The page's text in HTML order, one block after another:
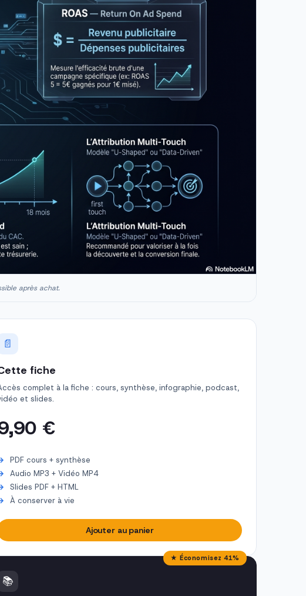
après achat.
📄
fiche
complet à la fiche : cours, synthèse, infographie, podcast,
et slides.
€
PDF cours + synthèse
Audio MP3 + Vidéo MP4
Slides PDF + HTML
À conserver à vie
Ajouter au panier
★ Économisez 41%
📚